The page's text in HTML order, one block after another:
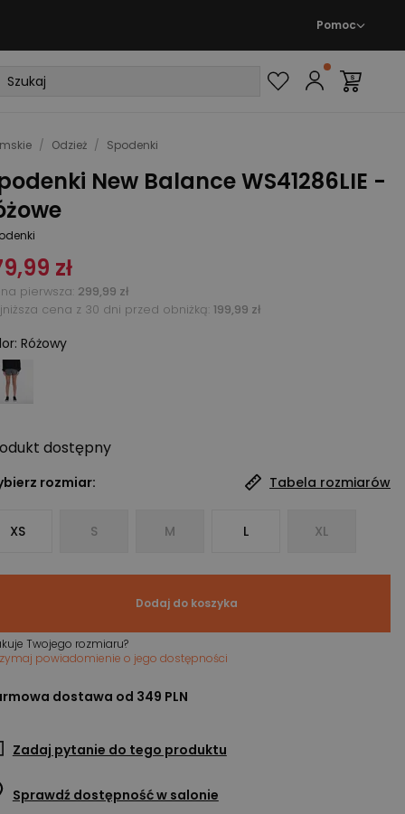
Pomoc
/ Odzież / Spodenki
New Balance WS41286LIE -
zł
pierwsza 299,99 zł
cena z 30 dni przed obniżką: 199,99 zł
: Różowy
dostępny
rozmiar: Tabela rozmiarów
XS S M L XL
Dodaj do koszyka
Twojego rozmiaru?
powiadomienie o jego dostępności
dostawa od 349 PLN
Zadaj pytanie do tego produktu
Sprawdź dostępność w salonie